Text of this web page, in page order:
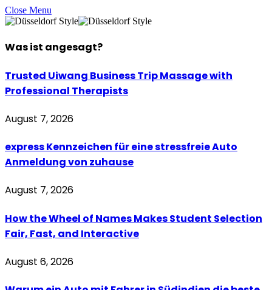
Close Menu
Was ist angesagt?
Trusted Uiwang Business Trip Massage with
Professional Therapists
August 7, 2026
express Kennzeichen für eine stressfreie Auto
Anmeldung von zuhause
August 7, 2026
How the Wheel of Names Makes Student Selection
Fair, Fast, and Interactive
August 6, 2026